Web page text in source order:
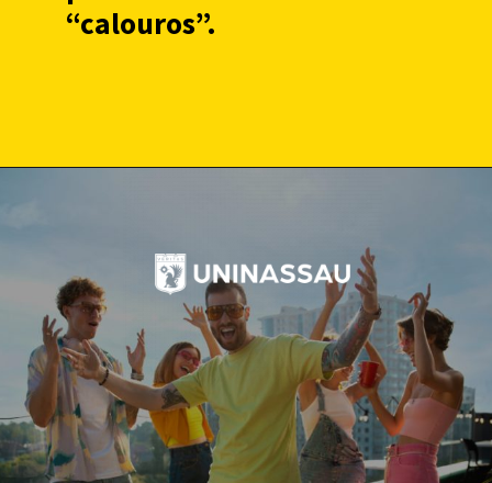
“calouros”.